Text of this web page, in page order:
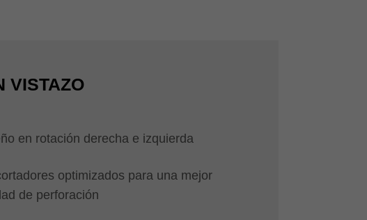
VISTAZO
en rotación derecha e izquierda
optimizados para una mejor
de perforación